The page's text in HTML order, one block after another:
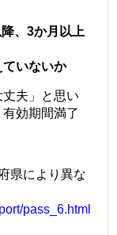
、3か月以上
いないか
丈夫」と思い
効期間満了
県により異な
pass_6.html